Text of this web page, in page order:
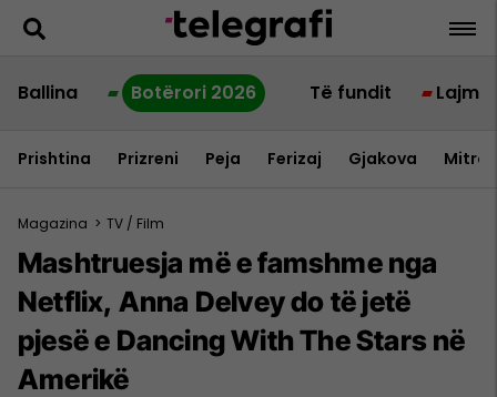
Ballina Botërori 2026 Të fundit Lajme
Prishtina Prizreni Peja Ferizaj Gjakova
Magazina > TV / Film
Mashtruesja më e famshme nga
Netflix, Anna Delvey do të jetë
pjesë e Dancing With The Stars në
Amerikë